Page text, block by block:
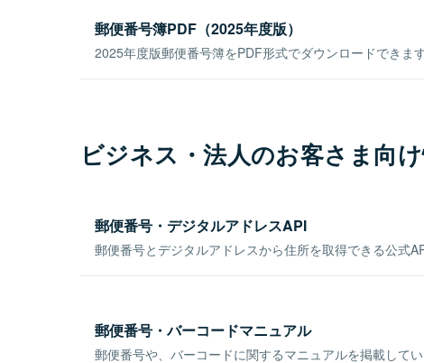
郵便番号簿PDF（2025年度版）
2025年度版郵便番号簿をPDF形式でダウンロードできます
ビジネス・法人のお客さま向
郵便番号・デジタルアドレスAPI
郵便番号とデジタルアドレスから住所を取得できる公式
郵便番号・バーコードマニュアル
郵便番号や、バーコードに関するマニュアルを掲載してい